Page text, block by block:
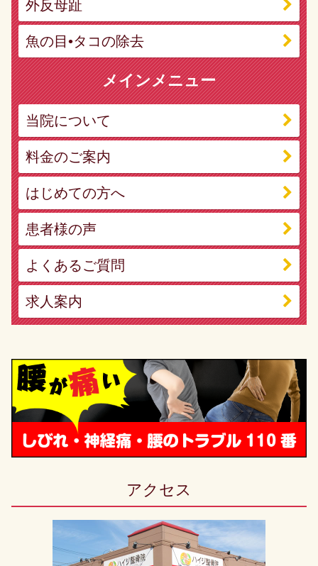
外反母趾
魚の目•タコの除去
メインメニュー
当院について
料金のご案内
はじめての方へ
患者様の声
よくあるご質問
求人案内
アクセス